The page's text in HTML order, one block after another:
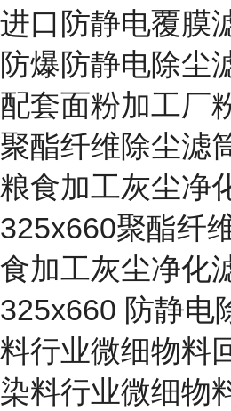
进口防静电覆膜
防爆防静电除尘
配套面粉加工厂
聚酯纤维除尘滤
粮食加工灰尘净
325x660聚酯纤
食加工灰尘净化
325x660 防静电
料行业微细物料
染料行业微细物